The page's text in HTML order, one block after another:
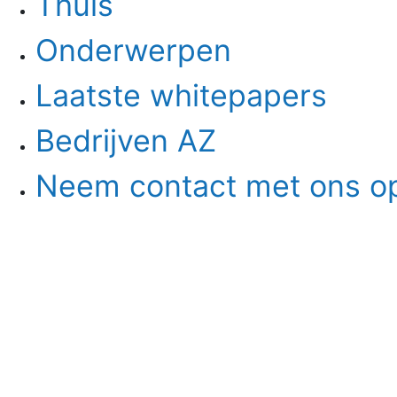
Onderwerpen
Laatste whitepapers
Bedrijven AZ
Neem contact met ons